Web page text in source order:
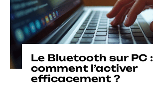
Le Bluetooth sur PC :
comment l’activer
efficacement ?